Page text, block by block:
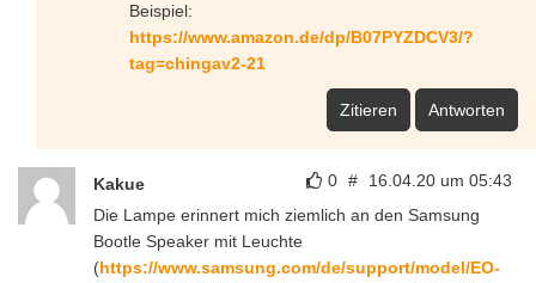
Beispiel:
https://www.amazon.de/dp/B07PYZDCV3/?
tag=chingav2-21
Zitieren Antworten
0 # 16.04.20 um 05:43
Kakue
Die Lampe erinnert mich ziemlich an den Samsung
Bootle Speaker mit Leuchte
(https://www.samsung.com/de/support/model/EO-